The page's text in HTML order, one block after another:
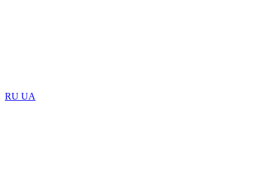
RU UA